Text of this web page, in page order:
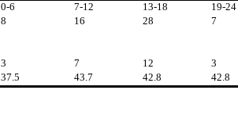
0-6
7-12 13-18
19-24
8 16 28 7
3 7 12
3
37.5 43.7 42.8 42.8